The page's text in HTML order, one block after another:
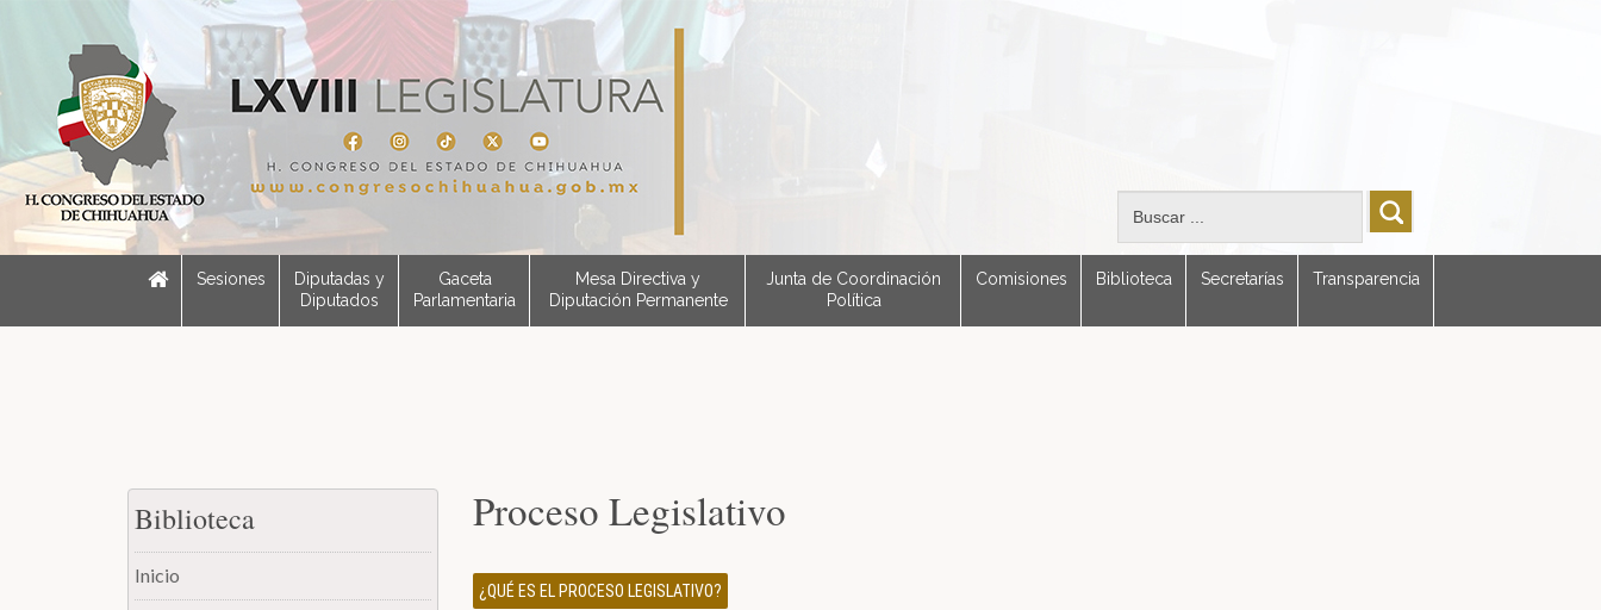
Sesiones
Diputadas y
Diputados
Gaceta
Parlamentaria
Mesa Directiva y
Diputación Permanente
Junta de Coordinación
Política
Comisiones Biblioteca Secretarías Transparencia
Biblioteca
Inicio
Proceso Legislativo
¿QUÉ ES EL PROCESO LEGISLATIVO?